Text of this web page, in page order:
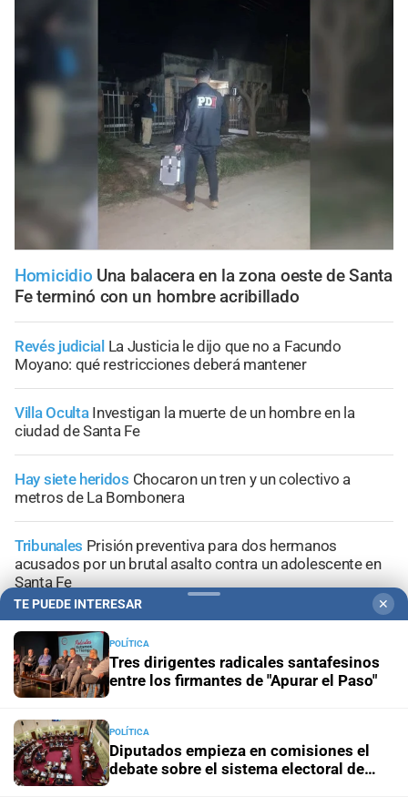
Homicidio Una balacera en la zona oeste de Santa
Fe terminó con un hombre acribillado
Revés judicial La Justicia le dijo que no a Facundo
Moyano: qué restricciones deberá mantener
Villa Oculta Investigan la muerte de un hombre en la
ciudad de Santa Fe
Hay siete heridos Chocaron un tren y un colectivo a
metros de La Bombonera
Tribunales Prisión preventiva para dos hermanos
acusados por un brutal asalto contra un adolescente en
Santa Fe
+Información General
TE PUEDE INTERESAR ✕
POLÍTICA
Tres dirigentes radicales santafesinos
entre los firmantes de "Apurar el Paso"
POLÍTICA
Diputados empieza en comisiones el
debate sobre el sistema electoral de